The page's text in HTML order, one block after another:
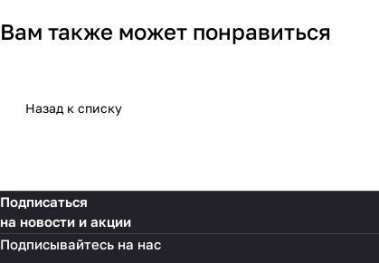
Вам также может понравиться
Назад к списку
Подписаться
на новости и акции